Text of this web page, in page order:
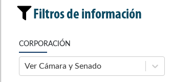
Filtros de información
CORPORACIÓN
Ver Cámara y Senado